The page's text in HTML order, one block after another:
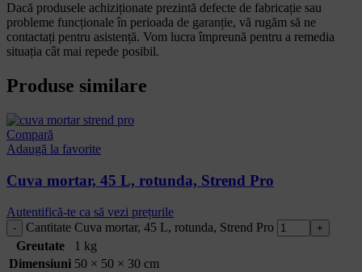
Dacă produsele achiziționate prezintă defecte de fabricație sau
probleme funcționale în perioada de garanție, vă rugăm să ne
contactați pentru asistență. Vom lucra împreună pentru a remedia
situația cât mai repede posibil.
Produse similare
Compară
Adaugă la favorite
Cuva mortar, 45 L, rotunda, Strend Pro
Autentifică-te ca să vezi prețurile
Cantitate Cuva mortar, 45 L, rotunda, Strend Pro
Greutate
1 kg
Dimensiuni 50 × 50 × 30 cm